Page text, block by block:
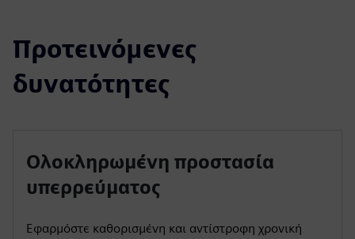
Προτεινόμενες
δυνατότητες
Ολοκληρωμένη προστασία
υπερρεύματος
Εφαρμόστε καθορισμένη και αντίστροφη χρονική